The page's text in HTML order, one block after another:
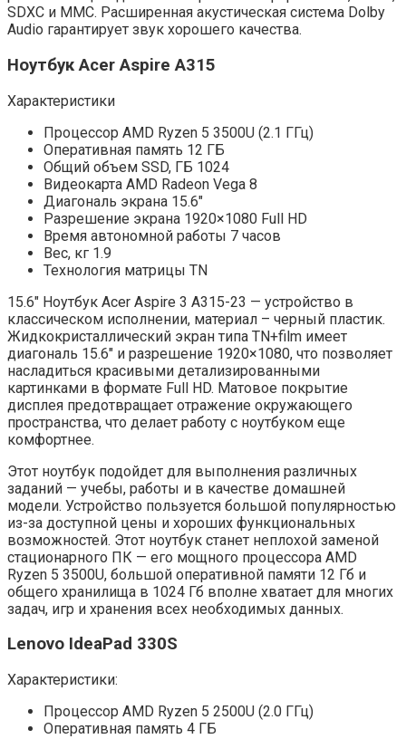
SDXC и MMC. Расширенная акустическая система Dolby
Audio гарантирует звук хорошего качества.
Ноутбук Acer Aspire A315
Характеристики
Процессор AMD Ryzen 5 3500U (2.1 ГГц)
Оперативная память 12 ГБ
Общий объем SSD, ГБ 1024
Видеокарта AMD Radeon Vega 8
Диагональ экрана 15.6″
Разрешение экрана 1920×1080 Full HD
Время автономной работы 7 часов
Вес, кг 1.9
Технология матрицы TN
15.6″ Ноутбук Acer Aspire 3 A315-23 — устройство в
классическом исполнении, материал – черный пластик.
Жидкокристаллический экран типа TN+film имеет
диагональ 15.6″ и разрешение 1920×1080, что позволяет
насладиться красивыми детализированными
картинками в формате Full HD. Матовое покрытие
дисплея предотвращает отражение окружающего
пространства, что делает работу с ноутбуком еще
комфортнее.
Этот ноутбук подойдет для выполнения различных
заданий — учебы, работы и в качестве домашней
модели. Устройство пользуется большой популярностью
из-за доступной цены и хороших функциональных
возможностей. Этот ноутбук станет неплохой заменой
стационарного ПК — его мощного процессора AMD
Ryzen 5 3500U, большой оперативной памяти 12 Гб и
общего хранилища в 1024 Гб вполне хватает для многих
задач, игр и хранения всех необходимых данных.
Lenovo IdeaPad 330S
Характеристики:
Процессор AMD Ryzen 5 2500U (2.0 ГГц)
Оперативная память 4 ГБ